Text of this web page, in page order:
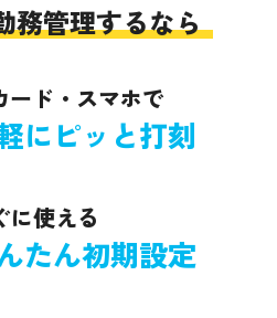
務管理するなら
ード・スマホで
にピッと打刻
に使える
たん初期設定